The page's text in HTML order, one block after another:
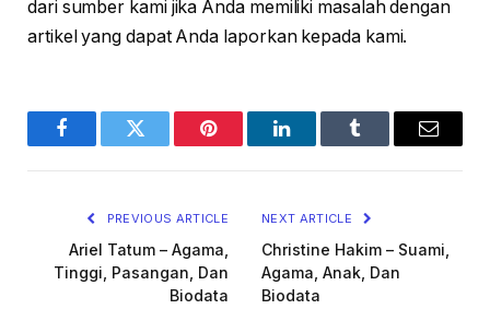
dari sumber kami jika Anda memiliki masalah dengan
artikel yang dapat Anda laporkan kepada kami.
FacebookTwitter Pinterest LinkedInTumblr Email
PREVIOUS ARTICLE
Ariel Tatum – Agama,
Tinggi, Pasangan, Dan
Biodata
NEXT ARTICLE
Christine Hakim – Suami,
Agama, Anak, Dan
Biodata